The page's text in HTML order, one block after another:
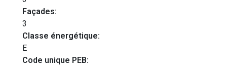
Façades:
3
Classe énergétique:
E
Code unique PEB: